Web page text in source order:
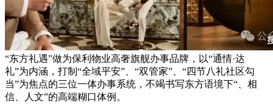
“东方礼遇”做为保利物业高奢旗舰办事品牌，以“通情·达
礼”为内涵，打制“全域平安”、“双管家”、“四节八礼社区勾
当”为焦点的三位一体办事系统，不竭书写东方语境下“、相
信、人文”的高端糊口体例。